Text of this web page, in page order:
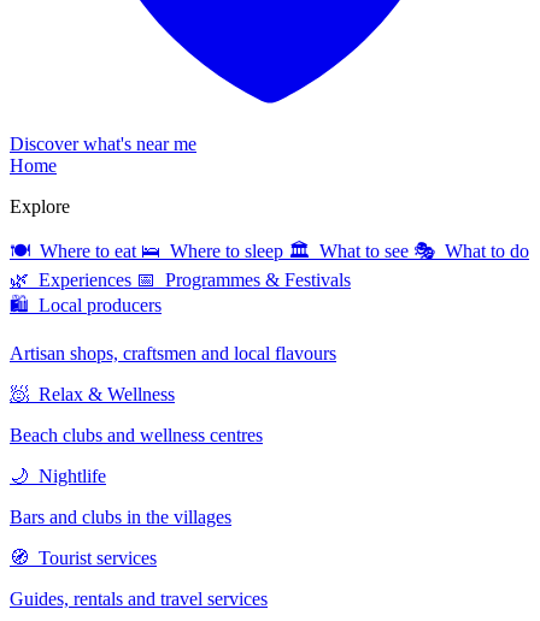
Discover what's near me
Home
Explore
🍽 Where to eat 🛌 Where to sleep 🏛 What to see 🎭 What to do
🌿 Experiences 📅 Programmes & Festivals
🛍 Local producers
Artisan shops, craftsmen and local flavours
🧖 Relax & Wellness
Beach clubs and wellness centres
🌙 Nightlife
Bars and clubs in the villages
🧭 Tourist services
Guides, rentals and travel services